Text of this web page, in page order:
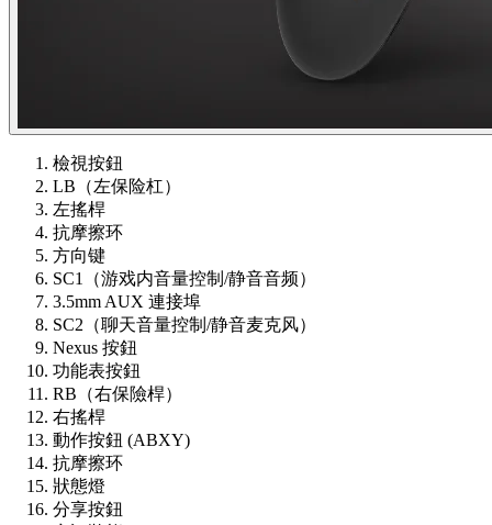
檢視按鈕
LB（左保险杠）
左搖桿
抗摩擦环
方向键
SC1（游戏内音量控制/静音音频）
3.5mm AUX 連接埠
SC2（聊天音量控制/静音麦克风）
Nexus 按鈕
功能表按鈕
RB（右保險桿）
右搖桿
動作按鈕 (ABXY)
抗摩擦环
狀態燈
分享按鈕